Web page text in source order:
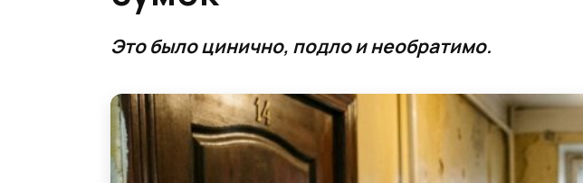
Это было цинично, подло и необратимо.